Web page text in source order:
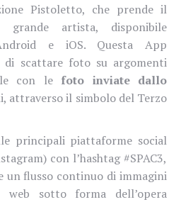
Pistoletto, che prende il
grande artista, disponibile
e iOS. Questa App
scattare foto su argomenti
con le foto inviate dallo
attraverso il simbolo del Terzo
principali piattaforme social
con l’hashtag #SPAC3,
un flusso continuo di immagini
sotto forma dell’opera